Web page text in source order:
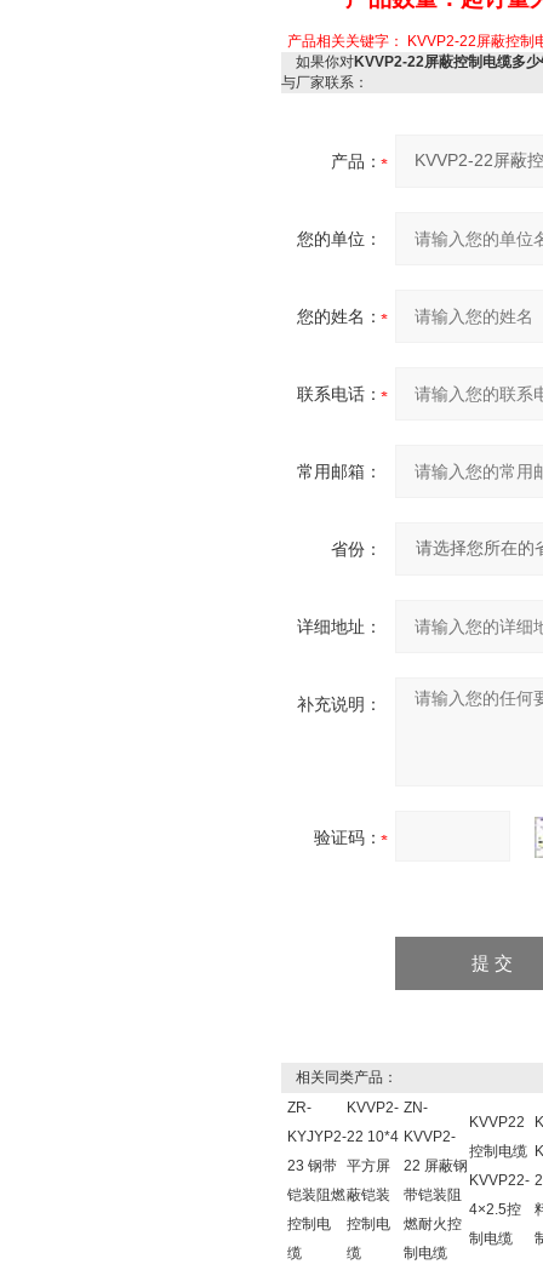
产品相关关键字：
KVVP2-22屏蔽控制
如果你对KVVP2-22屏蔽控制电缆多
与厂家联系：
产品：
您的单位：
您的姓名：
联系电话：
常用邮箱：
省份：
详细地址：
补充说明：
验证码：
相关同类产品：
ZR-
KYJYP2-
23 钢带
铠装阻燃
控制电
缆
KVVP2-
22 10*4
平方屏
蔽铠装
控制电
缆
ZN-
KVVP2-
22 屏蔽钢
带铠装阻
燃耐火控
制电缆
KVVP22
控制电缆
KVVP22-
4×2.5控
制电缆